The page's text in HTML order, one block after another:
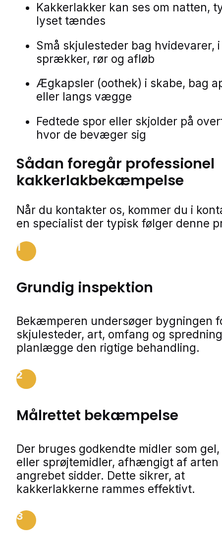
Kakkerlakker kan ses om natten,
lyset tændes
Små skjulesteder bag hvidevarer, i
sprækker, rør og afløb
Ægkapsler (oothek) i skabe, bag
eller langs vægge
Fedtede spor eller skjolder på
hvor de bevæger sig
Sådan foregår professionel
kakkerlakbekæmpelse
Når du kontakter os, kommer du i
en specialist der typisk følger denne
1
Grundig inspektion
Bekæmperen undersøger bygningen
skjulesteder, art, omfang og
planlægge den rigtige behandling.
2
Målrettet bekæmpelse
Der bruges godkendte midler som
eller sprøjtemidler, afhængigt af arten
angrebet sidder. Dette sikrer, at
kakkerlakkerne rammes effektivt.
3